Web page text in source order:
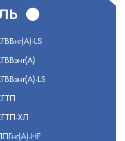
LS
LS
ХЛ
HF